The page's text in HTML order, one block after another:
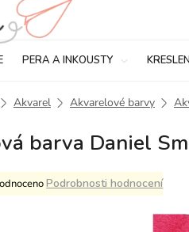
PERA A INKOUSTY
Akvarel Akvarelové barvy
barva Daniel
Podrobnosti hodnocení